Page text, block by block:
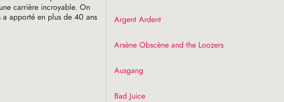
carrière incroyable. On
a apporté en plus de 40 ans
Argent Ardent
Arsène Obscène and the Loozers
Ausgang
Bad Juice